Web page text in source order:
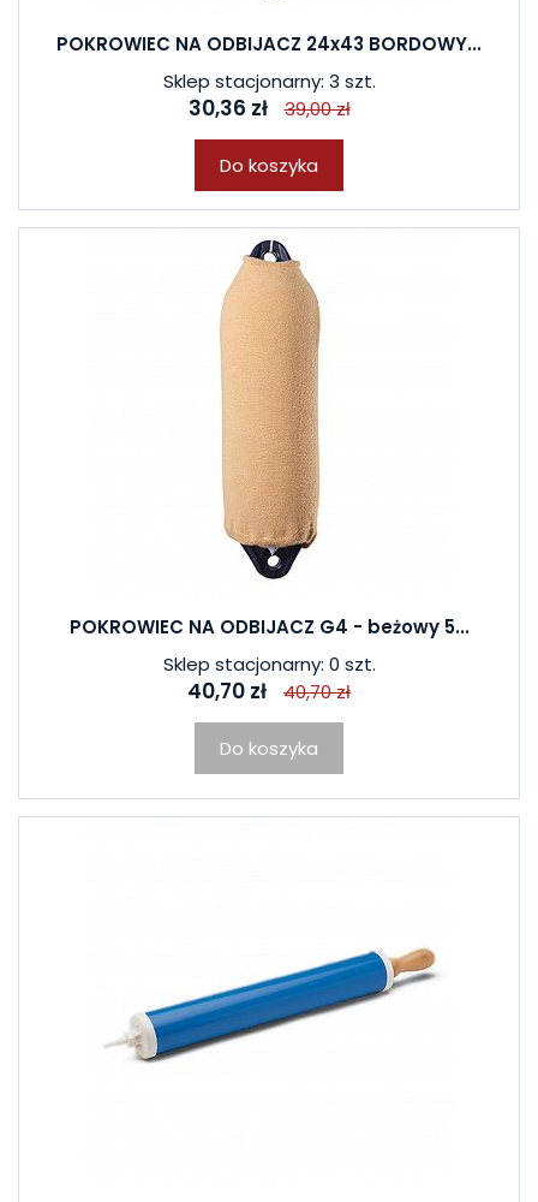
POKROWIEC NA ODBIJACZ 24x43 BORDOWY...
Sklep stacjonarny: 3 szt.
30,36 zł 39,00 zł
Do koszyka
POKROWIEC NA ODBIJACZ G4 - beżowy 5...
Sklep stacjonarny: 0 szt.
40,70 zł 40,70 zł
Do koszyka